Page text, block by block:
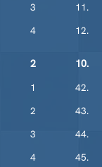
3
11.
4
12.
2 10.
1 42.
2
43.
3
44.
4
45.